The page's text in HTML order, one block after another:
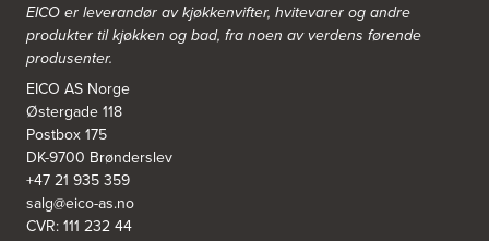
Bekkestua kjøkkenstudio as
Gamle Ringeriksvei 32
1357 Bekkestua
Tel.:99228877
Bergen Kjøkkensenter A/S
Hellevegen 228
5039 Bergen
Tel.:55-395060
EICO er leverandør av kjøkkenvifter, hvitevarer og andre
produkter til kjøkken og bad, fra noen av verdens førende
produsenter.
EICO AS Norge
Østergade 118
Postbox 175
DK-9700 Brønderslev
+47 21 935 359
salg@eico-as.no
CVR: 111 232 44